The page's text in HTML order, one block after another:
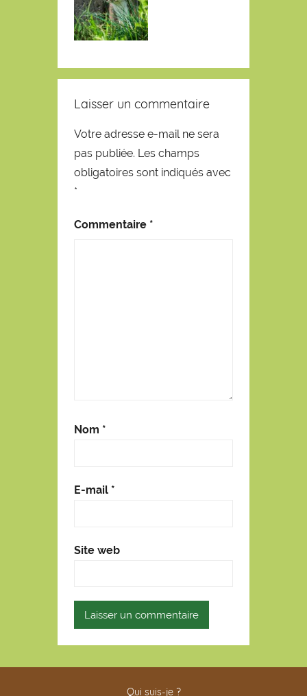
Laisser un commentaire
Votre adresse e-mail ne sera
pas publiée. Les champs
obligatoires sont indiqués avec
*
Commentaire *
Nom *
E-mail *
Site web
Qui suis-je ?